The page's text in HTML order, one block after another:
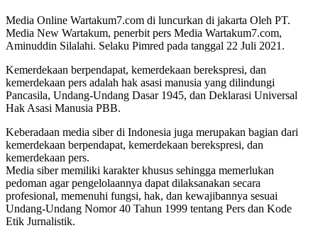
Media Online Wartakum7.com di luncurkan di jakarta Oleh PT.
Media New Wartakum, penerbit pers Media Wartakum7.com,
Aminuddin Silalahi. Selaku Pimred pada tanggal 22 Juli 2021.
Kemerdekaan berpendapat, kemerdekaan berekspresi, dan
kemerdekaan pers adalah hak asasi manusia yang dilindungi
Pancasila, Undang-Undang Dasar 1945, dan Deklarasi Universal
Hak Asasi Manusia PBB.
Keberadaan media siber di Indonesia juga merupakan bagian dari
kemerdekaan berpendapat, kemerdekaan berekspresi, dan
kemerdekaan pers.
Media siber memiliki karakter khusus sehingga memerlukan
pedoman agar pengelolaannya dapat dilaksanakan secara
profesional, memenuhi fungsi, hak, dan kewajibannya sesuai
Undang-Undang Nomor 40 Tahun 1999 tentang Pers dan Kode
Etik Jurnalistik.